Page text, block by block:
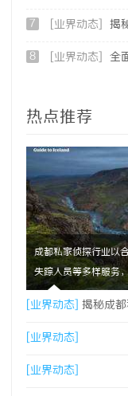
7 [业界动态] 揭秘
8 [业界动态] 全面
热点推荐
成都私家侦探行业以
失踪人员等多样服务
[业界动态] 揭秘成
专业选择与行业前景
[业界动态]
[业界动态]